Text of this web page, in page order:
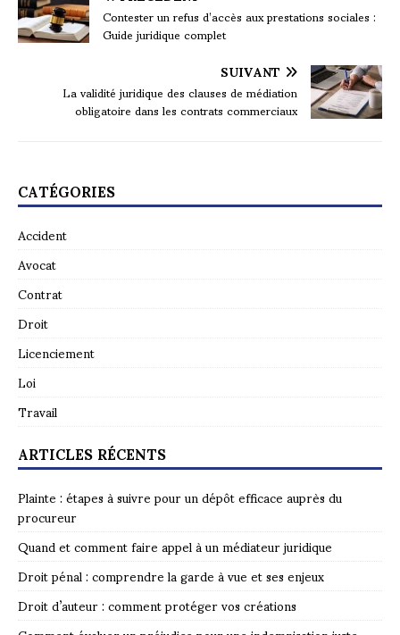
Contester un refus d’accès aux prestations sociales :
Guide juridique complet
SUIVANT
La validité juridique des clauses de médiation
obligatoire dans les contrats commerciaux
CATÉGORIES
Accident
Avocat
Contrat
Droit
Licenciement
Loi
Travail
ARTICLES RÉCENTS
Plainte : étapes à suivre pour un dépôt efficace auprès du
procureur
Quand et comment faire appel à un médiateur juridique
Droit pénal : comprendre la garde à vue et ses enjeux
Droit d’auteur : comment protéger vos créations